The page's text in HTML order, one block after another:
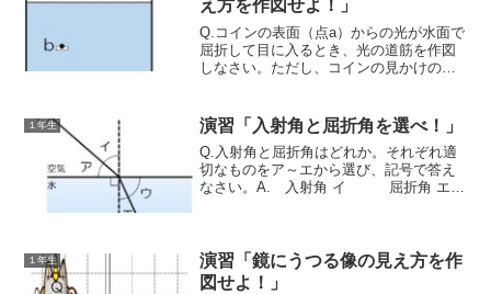
え方を作図せよ！」
Q.コインの表面（点a）からの光が水面で
屈折して目に入るとき、光の道筋を作図
しなさい。ただし、コインの見かけの位
決！今から解説するで！解説 ↑ の記事
はもう読んでく...
１年生 演習「入射角と屈折角を選べ！」
Q.入射角と屈折角はどれか。それぞれ適
切なものをア～エから選び、記号で答え
なさい。A. 入射角 イ 屈折角 エら
ントも「現実にな...
１年生
演習「鏡にうつる像の見え方を作
図せよ！」